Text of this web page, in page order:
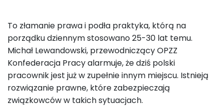
To złamanie prawa i podła praktyka, którą na
porządku dziennym stosowano 25-30 lat temu.
Michał Lewandowski, przewodniczący OPZZ
Konfederacja Pracy alarmuje, że dziś polski
pracownik jest już w zupełnie innym miejscu. Istnieją
rozwiązanie prawne, które zabezpieczają
związkowców w takich sytuacjach.